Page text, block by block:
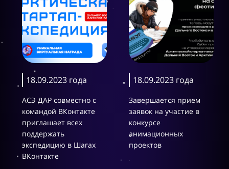
18.09.2023 года
АСЭ ДАР совместно с
командой ВКонтакте
приглашает всех
поддержать
экспедицию в Шагах
ВКонтакте
18.09.2023 года
Завершается прием
заявок на участие в
конкурсе
анимационных
проектов